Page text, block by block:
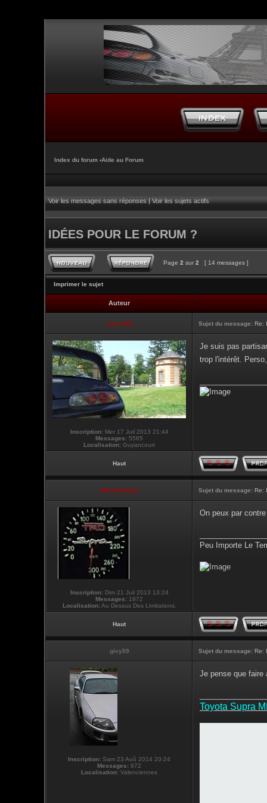
Index du forum ‹Aide au Forum
Voir les messages sans réponses|Voir les sujets actifs
IDÉES POUR LE FORUM ?
Page 2 sur 2 [ 14 messages ]
Imprimer le sujet
Auteur
vmax330 Sujet du message: Re:
Inscription:Mer 17 Juil 2013 21:44
Messages: 5565
Localisation: Guyancourt
Je suis pas
trop l'intérêt.
Haut
NikoLifeStyle Sujet du message: Re:
Inscription:Dim 21 Juil 2013 13:24
Messages: 1972
Localisation:Au Dessus Des Limitations.
On peux par
Peu Importe Le
Haut
givy59 Sujet du message: Re:
Inscription: Sam 23 Aoû 2014 20:24
Messages: 972
Localisation: Valenciennes
Je pense que faire
Toyota Supra